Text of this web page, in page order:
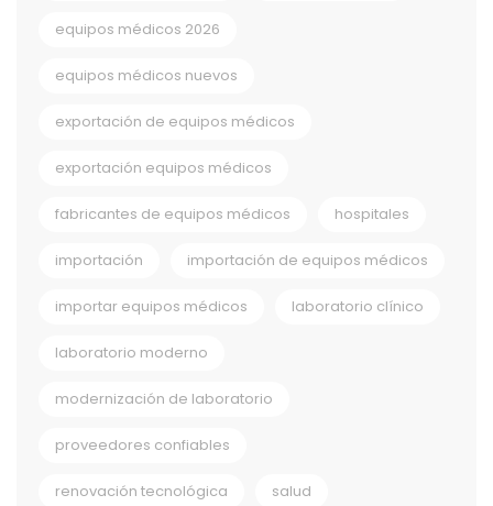
equipos médicos 2026
equipos médicos nuevos
exportación de equipos médicos
exportación equipos médicos
fabricantes de equipos médicos hospitales
importación importación de equipos médicos
importar equipos médicos laboratorio clínico
laboratorio moderno
modernización de laboratorio
proveedores confiables
renovación tecnológica salud